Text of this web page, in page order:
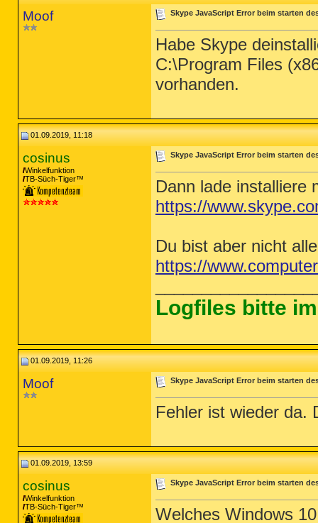
Moof Skype JavaScript Error beim starten
Habe Skype
C:\Program Files
vorhanden.
01.09.2019, 11:18
cosinus
Winkelfunktion
TB-Süch-Tiger™
Skype JavaScript Error beim starten
Dann lade installiere
https://
Du bist aber nicht
https://
Logfiles bitte
01.09.2019, 11:26
Moof Skype JavaScript Error beim starten
Fehler ist wieder da.
01.09.2019, 13:59
cosinus
Winkelfunktion
TB-Süch-Tiger™
Skype JavaScript Error beim starten
Welches Windows